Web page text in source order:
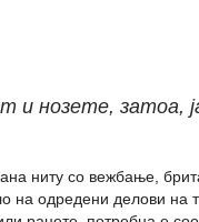
нозете, затоа,
ниту со вежбање,
на одредени делови на